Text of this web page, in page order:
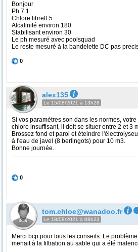
Bonjour
Ph 7.1
Chlore libre0.5
Alcalinité environ 180
Stabilisant environ 30
Le ph mesuré avec poolsquad
Le reste mesuré à la bandelette DC pas
0
alex135
Le 15/08/2021 à 13h28
Si vos paramètres son dans les normes,
chlore insuffisant, il doit se situer entre 2 et 3
Brossez fond et paroi et éteindre
à l'eau de javel (8 berlingots) pour 10 m3.
Bonne journée.
0
tom.chloe@wanadoo.fr
Le 18/08/2021 à 08h23
Merci bcp pour tous les conseils. Le
menait à la filtration au sable qui a été